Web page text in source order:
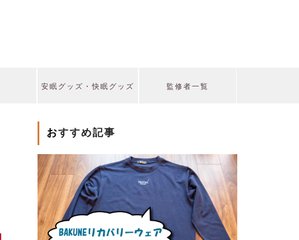
安眠グッズ・快眠グッズ 監修者一覧
おすすめ記事